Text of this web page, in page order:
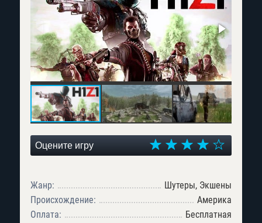
Оцените игру
Жанр:
Шутеры, Экшены
Происхождение:
Америка
Оплата:
Бесплатная